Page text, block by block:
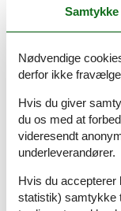
Domkirken er
et absolut must
bronze Kongeport.
vikingeskibe fra
På et indblik i
på Havet. Her kan I
på fjorden. Turen
populært.
Roskilde Kloster er
er landets første
Samtykke
Nødvendige
derfor ikke
Hvis du giver
du os med at
videresendt
underleverandører.
Hvis du accepterer
statistik) samtykke